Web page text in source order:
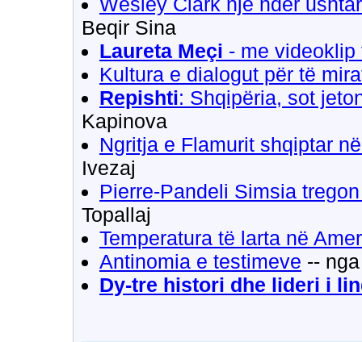
Beqir Sina
Laureta Meçi - me videoklip
Kultura e dialogut për të
Repishti: Shqipëria, sot
Kapinova
Ngritja e Flamurit shqiptar
Ivezaj
Pierre-Pandeli Simsia
Topallaj
Temperatura të larta në
Antinomia e testimeve --
Dy-tre histori dhe lideri i